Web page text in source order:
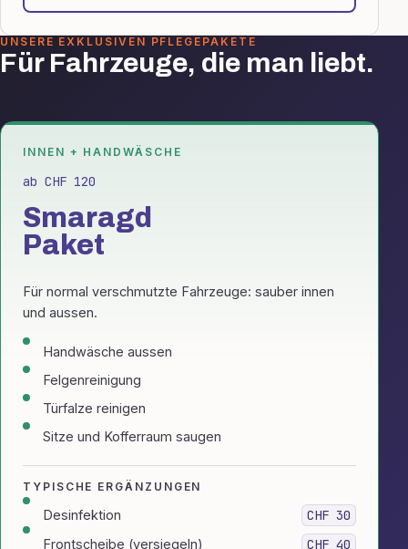
UNSERE EXKLUSIVEN PFLEGEPAKETE
Für Fahrzeuge, die man liebt.
INNEN + HANDWÄSCHE
ab CHF 120
Smaragd
Paket
Für normal verschmutzte Fahrzeuge: sauber innen
und aussen.
Handwäsche aussen
Felgenreinigung
Türfalze reinigen
Sitze und Kofferraum saugen
TYPISCHE ERGÄNZUNGEN
Desinfektion CHF 30
Frontscheibe (versiegeln) CHF 40